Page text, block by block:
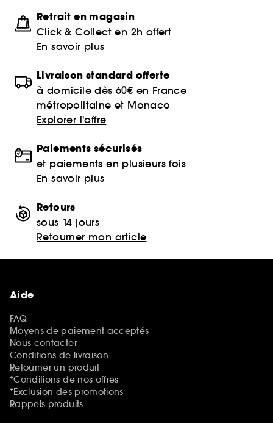
Retrait en magasin
Click & Collect en 2h offert
En savoir plus
Livraison standard offerte
à domicile dès 60€ en France
métropolitaine et Monaco
Explorer l'offre
Paiements sécurisés
et paiements en plusieurs fois
En savoir plus
Retours
sous 14 jours
Retourner mon article
Aide
FAQ
Moyens de paiement acceptés
Nous contacter
Conditions de livraison
Retourner un produit
*Conditions de nos offres
*Exclusion des promotions
Rappels produits